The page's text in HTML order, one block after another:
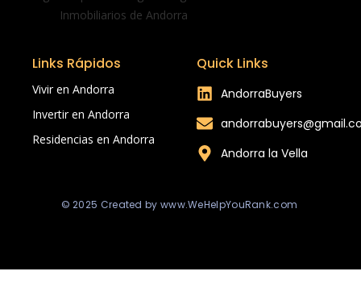
Links Rápidos
Vivir en Andorra
Invertir en Andorra
Residencias en Andorra
Quick Links
AndorraBuyers
Andorra la Vella
© 2025 Created by www.WeHelpYouRank.com